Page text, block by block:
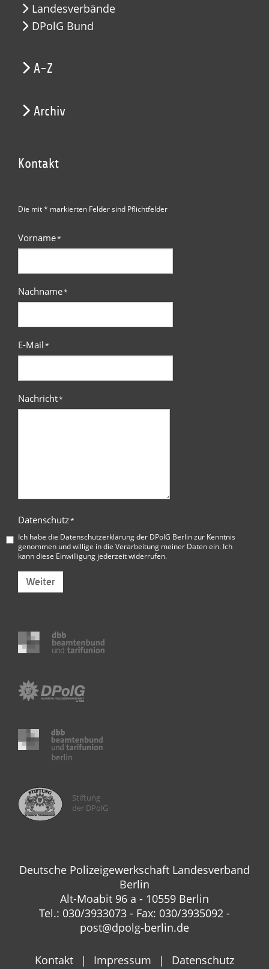
Landesverbände
DPolG Bund
A-Z
Archiv
Kontakt
Die mit * markierten Felder sind Pflichtfelder
Vorname*
Nachname*
E-Mail*
Nachricht*
Datenschutz*
Ich habe die Datenschutzerklärung der DPolG Berlinzur Kenntnis
genommen und willige in die Verarbeitung meiner Daten ein. Ich
kann diese Einwilligung jederzeit widerrufen.
Weiter
Stiftung
der DPolG
Deutsche Polizeigewerkschaft Landesverband
Berlin
Alt-Moabit 96 a - 10559 Berlin
Tel.: 030/3933073 - Fax: 030/3935092 -
post@dpolg-berlin.de
Kontakt Impressum
Datenschutz